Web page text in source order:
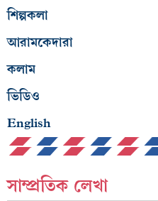
শিল্পকলা
আরামকেদারা
কলাম
ভিডিও
English
সাম্প্রতিক লেখা